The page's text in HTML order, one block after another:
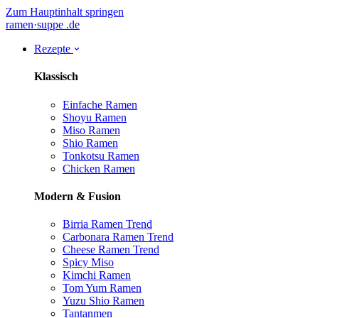
Zum Hauptinhalt springen
ramen·suppe .de
Rezepte
Klassisch
Einfache Ramen
Shoyu Ramen
Miso Ramen
Shio Ramen
Tonkotsu Ramen
Chicken Ramen
Modern & Fusion
Birria Ramen Trend
Carbonara Ramen Trend
Cheese Ramen Trend
Spicy Miso
Kimchi Ramen
Tom Yum Ramen
Yuzu Shio Ramen
Tantanmen